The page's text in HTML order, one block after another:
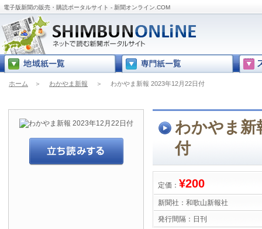
電子版新聞の販売・購読ポータルサイト - 新聞オンライン.COM
ホーム ＞ わかやま新報 ＞ わかやま新報 2023年12月22日付
わかやま新
付
定価： ¥200
新聞社： 和歌山新報社
発行間隔： 日刊